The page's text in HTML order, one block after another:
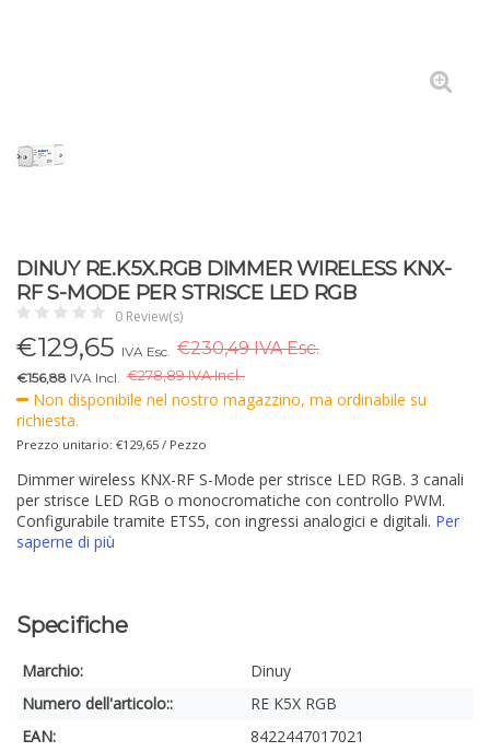
DINUY RE.K5X.RGB DIMMER WIRELESS KNX-
RF S-MODE PER STRISCE LED RGB
0 Review(s)
€129,65 IVA Esc. €230,49 IVA Esc.
€156,88 IVA Incl. €278,89 IVA Incl..
Non disponibile nel nostro magazzino, ma ordinabile su
richiesta.
Prezzo unitario: €129,65 / Pezzo
Dimmer wireless KNX-RF S-Mode per strisce LED RGB. 3 canali
per strisce LED RGB o monocromatiche con controllo PWM.
Configurabile tramite ETS5, con ingressi analogici e digitali. Per
saperne di più
Specifiche
Marchio:
Dinuy
Numero dell'articolo::
RE K5X RGB
EAN:
8422447017021